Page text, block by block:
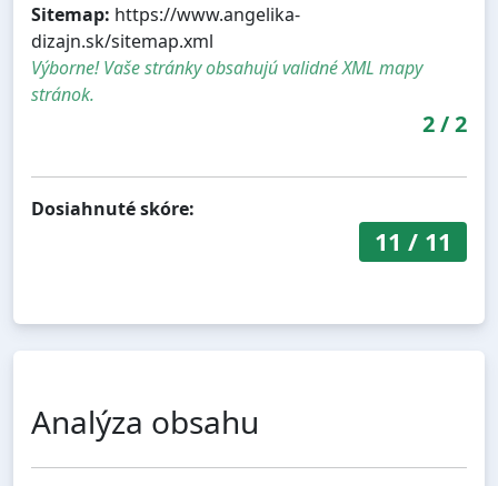
Sitemap: https://www.angelika-
dizajn.sk/sitemap.xml
Výborne! Vaše stránky obsahujú validné XML mapy
stránok.
2/2
Dosiahnuté skóre:
11 / 11
Analýza obsahu